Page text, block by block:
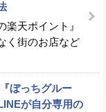
天ポイント』
く街のお店など
ぼっちグルー
が自分専用の